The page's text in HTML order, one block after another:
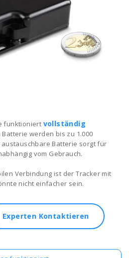
funktioniert vollständig
werden bis zu 1.000
Batterie sorgt für
vom Gebrauch.
Verbindung ist der Tracker mit
nicht einfacher sein.
Experten Kontaktieren